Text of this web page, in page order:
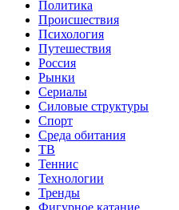
Политика
Происшествия
Психология
Путешествия
Россия
Рынки
Сериалы
Силовые структуры
Спорт
Среда обитания
ТВ
Теннис
Технологии
Тренды